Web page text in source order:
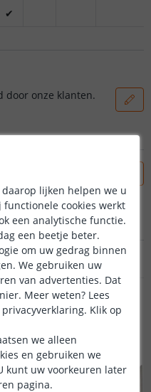
✔
NIEUW
door onze klanten.
product.
lijken helpen we u
cookies werkt
een analytische functie.
een beetje beter.
om uw gedrag binnen
We gebruiken uw
van advertenties. Dat
Meer weten? Lees
Klik op
we alleen
en gebruiken we
kunt uw voorkeuren later
pagina.